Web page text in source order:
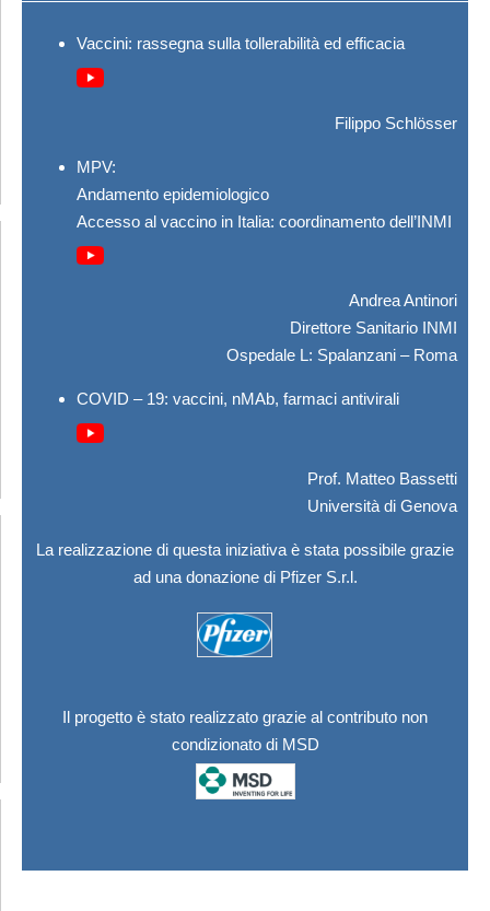
Vaccini: rassegna sulla tollerabilità ed efficacia
Filippo Schlösser
MPV:
Andamento epidemiologico
Accesso al vaccino in Italia: coordinamento dell’INMI
Andrea Antinori
Direttore Sanitario INMI
Ospedale L: Spalanzani – Roma
COVID – 19: vaccini, nMAb, farmaci antivirali
Prof. Matteo Bassetti
Università di Genova
La realizzazione di questa iniziativa è stata possibile grazie
ad una donazione di Pfizer S.r.l.
Il progetto è stato realizzato grazie al contributo non
condizionato di MSD